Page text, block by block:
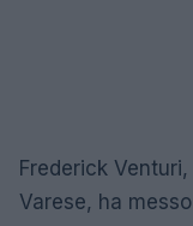
Frederick
Varese, ha